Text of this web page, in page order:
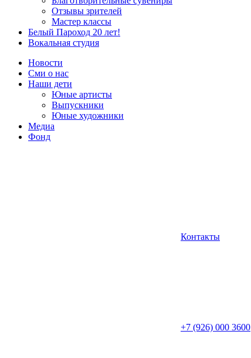
Отзывы зрителей
Мастер классы
Белый Пароход 20 лет!
Вокальная студия
Новости
Сми о нас
Наши дети
Юные артисты
Выпускники
Юные художники
Медиа
Фонд
Контакты
+7 (926) 000 3600